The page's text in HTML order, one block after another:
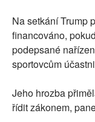
Na setkání Trump
financováno,
podepsané
sportovcům
Jeho hrozba
řídit zákonem,